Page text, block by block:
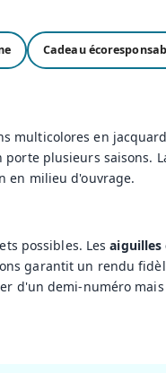
Cadeau
multicolores en
plusieurs saisons.
en milieu d'ouvrage.
possibles. Lesaiguilles
garantit un rendu
d'un demi-numéro